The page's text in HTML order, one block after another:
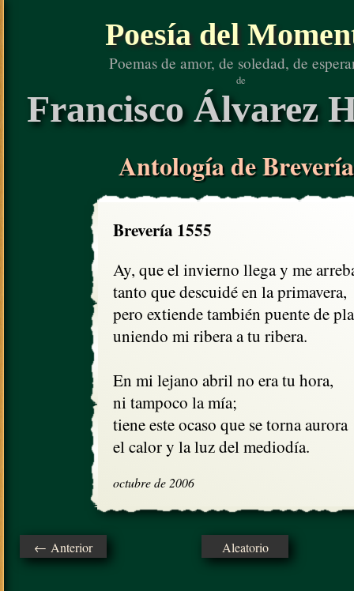
Poesía del
Poemas de amor, de soledad, de
de
Francisco Álvarez
Antología de
Brevería 1555
Ay, que el invierno llega y me
tanto que descuidé en la primavera,
pero extiende también puente de
uniendo mi ribera a tu ribera.
En mi lejano abril no era tu hora,
ni tampoco la mía;
tiene este ocaso que se torna aurora
el calor y la luz del mediodía.
octubre de 2006
← Anterior Aleatorio